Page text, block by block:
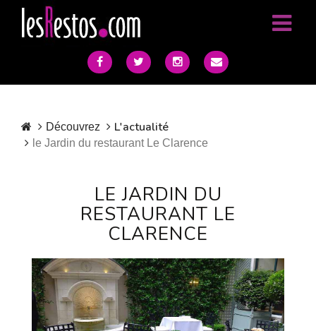
Découvrez L'actualité
le Jardin du restaurant Le Clarence
LE JARDIN DU
RESTAURANT LE
CLARENCE